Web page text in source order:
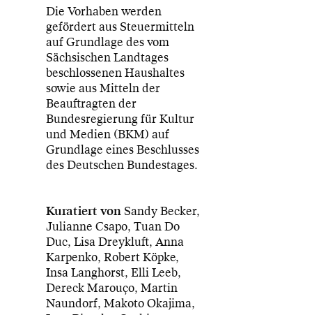
Die Vorhaben werden
gefördert aus Steuermitteln
auf Grundlage des vom
Sächsischen Landtages
beschlossenen Haushaltes
sowie aus Mitteln der
Beauftragten der
Bundesregierung für Kultur
und Medien (BKM) auf
Grundlage eines Beschlusses
des Deutschen Bundestages.
Kuratiert von Sandy Becker,
Julianne Csapo, Tuan Do
Duc, Lisa Dreykluft, Anna
Karpenko, Robert Köpke,
Insa Langhorst, Elli Leeb,
Dereck Marouço, Martin
Naundorf, Makoto Okajima,